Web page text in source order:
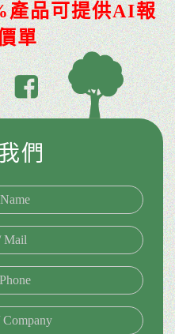
產品可提供AI報
單
們